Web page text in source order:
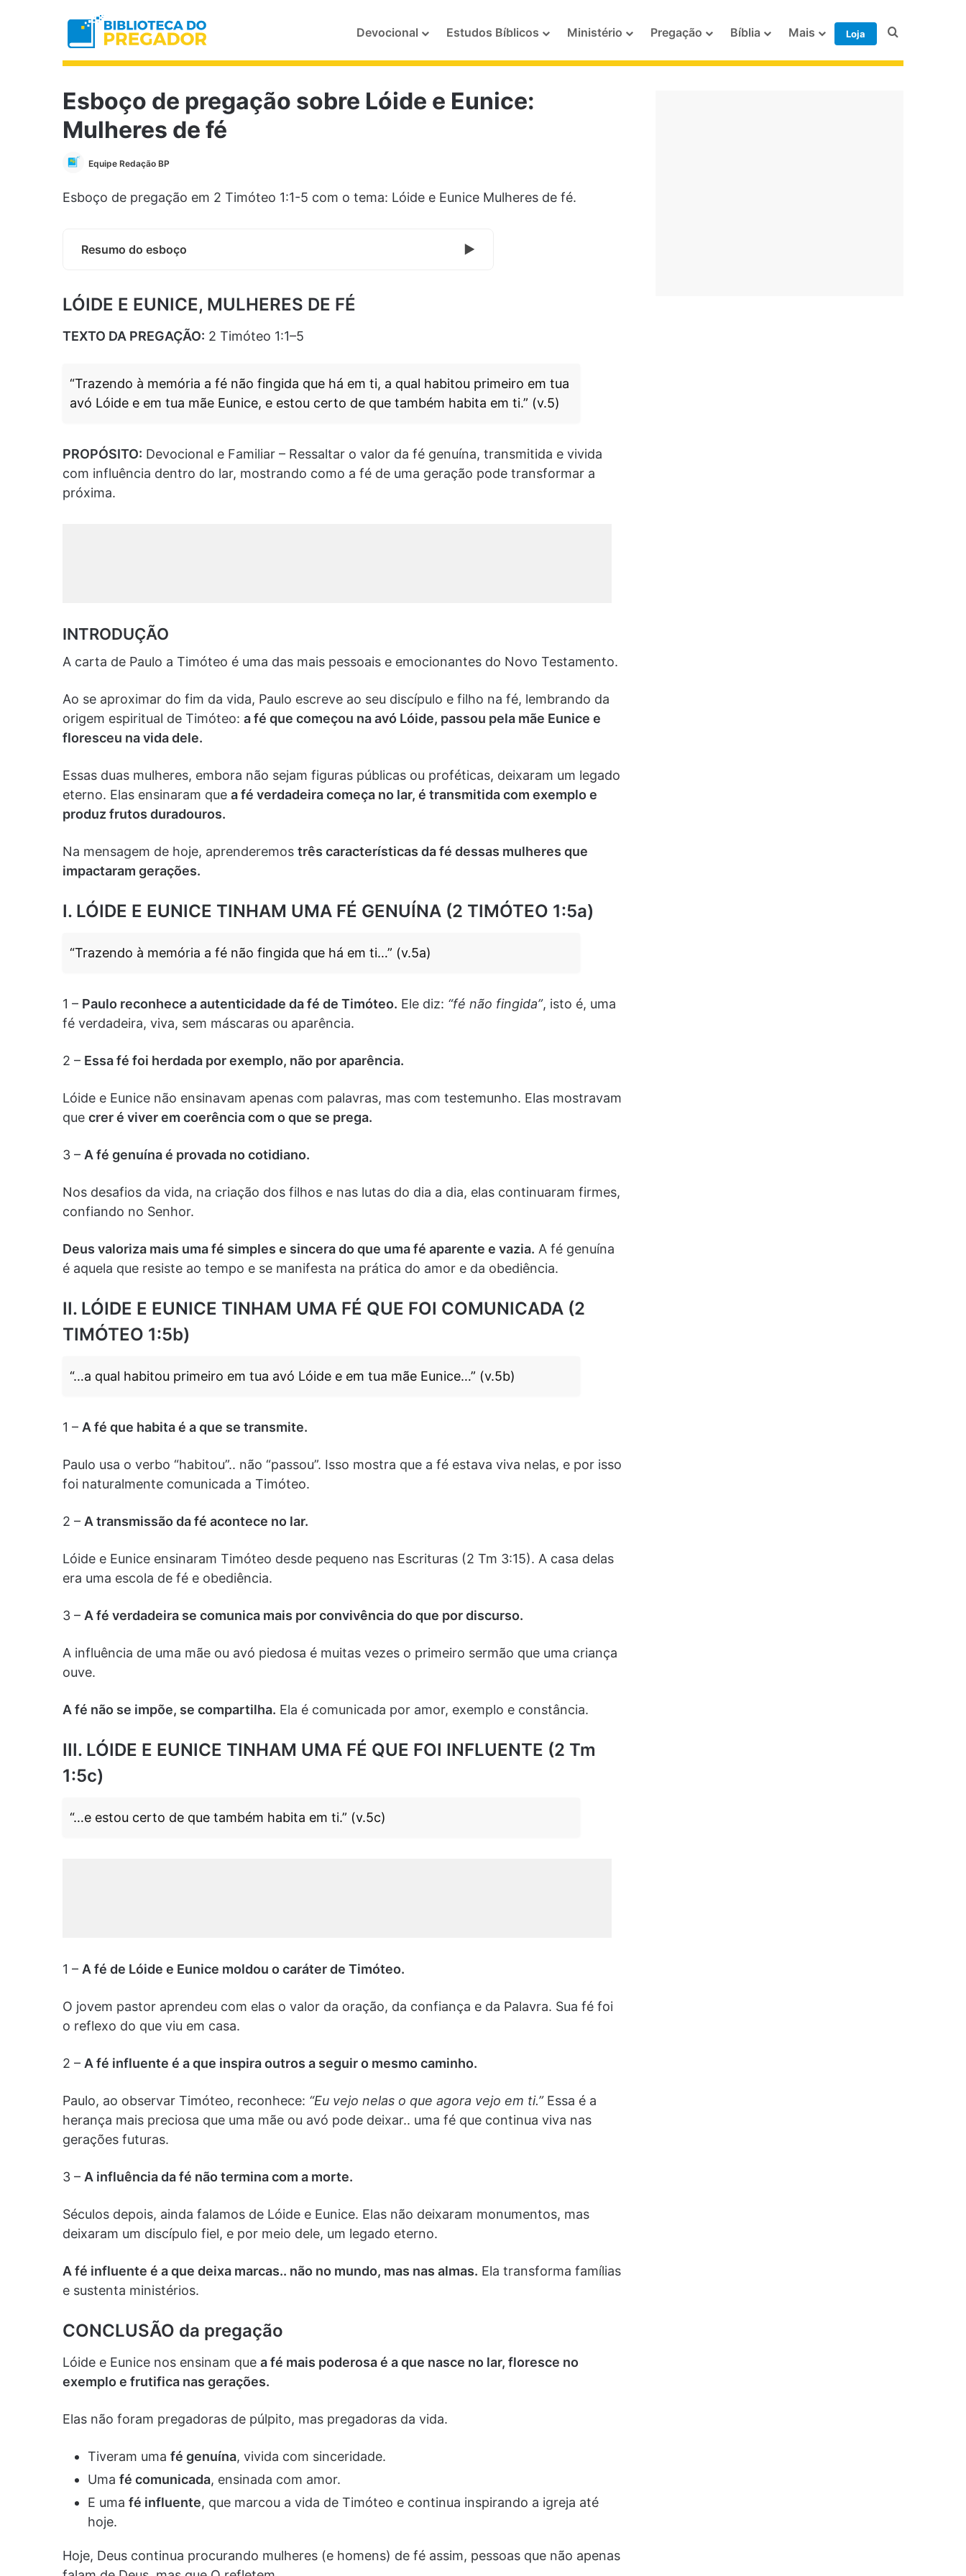
Devocional Estudos Bíblicos Ministério Pregação Bíblia Mais Loja Procurar por
Esboço de pregação sobre Lóide e Eunice:
Mulheres de fé
Equipe Redação BP
Esboço de pregação em 2 Timóteo 1:1-5 com o tema: Lóide e Eunice Mulheres de fé.
Resumo do esboço
LÓIDE E EUNICE, MULHERES DE FÉ
TEXTO DA PREGAÇÃO: 2 Timóteo 1:1–5
“Trazendo à memória a fé não fingida que há em ti, a qual habitou primeiro em tua
avó Lóide e em tua mãe Eunice, e estou certo de que também habita em ti.” (v.5)
PROPÓSITO: Devocional e Familiar – Ressaltar o valor da fé genuína, transmitida e vivida
com influência dentro do lar, mostrando como a fé de uma geração pode transformar a
próxima.
INTRODUÇÃO
A carta de Paulo a Timóteo é uma das mais pessoais e emocionantes do Novo Testamento.
Ao se aproximar do fim da vida, Paulo escreve ao seu discípulo e filho na fé, lembrando da
origem espiritual de Timóteo: a fé que começou na avó Lóide, passou pela mãe Eunice e
floresceu na vida dele.
Essas duas mulheres, embora não sejam figuras públicas ou proféticas, deixaram um legado
eterno. Elas ensinaram que a fé verdadeira começa no lar, é transmitida com exemplo e
produz frutos duradouros.
Na mensagem de hoje, aprenderemos três características da fé dessas mulheres que
impactaram gerações.
I. LÓIDE E EUNICE TINHAM UMA FÉ GENUÍNA (2 TIMÓTEO 1:5a)
“Trazendo à memória a fé não fingida que há em ti…” (v.5a)
1 – Paulo reconhece a autenticidade da fé de Timóteo. Ele diz: “fé não fingida”, isto é, uma
fé verdadeira, viva, sem máscaras ou aparência.
2 – Essa fé foi herdada por exemplo, não por aparência.
Lóide e Eunice não ensinavam apenas com palavras, mas com testemunho. Elas mostravam
que crer é viver em coerência com o que se prega.
3 – A fé genuína é provada no cotidiano.
Nos desafios da vida, na criação dos filhos e nas lutas do dia a dia, elas continuaram firmes,
confiando no Senhor.
Deus valoriza mais uma fé simples e sincera do que uma fé aparente e vazia. A fé genuína
é aquela que resiste ao tempo e se manifesta na prática do amor e da obediência.
II. LÓIDE E EUNICE TINHAM UMA FÉ QUE FOI COMUNICADA (2
TIMÓTEO 1:5b)
“…a qual habitou primeiro em tua avó Lóide e em tua mãe Eunice…” (v.5b)
1 – A fé que habita é a que se transmite.
Paulo usa o verbo “habitou”.. não “passou”. Isso mostra que a fé estava viva nelas, e por isso
foi naturalmente comunicada a Timóteo.
2 – A transmissão da fé acontece no lar.
Lóide e Eunice ensinaram Timóteo desde pequeno nas Escrituras (2 Tm 3:15). A casa delas
era uma escola de fé e obediência.
3 – A fé verdadeira se comunica mais por convivência do que por discurso.
A influência de uma mãe ou avó piedosa é muitas vezes o primeiro sermão que uma criança
ouve.
A fé não se impõe, se compartilha. Ela é comunicada por amor, exemplo e constância.
III. LÓIDE E EUNICE TINHAM UMA FÉ QUE FOI INFLUENTE (2 Tm
1:5c)
“…e estou certo de que também habita em ti.” (v.5c)
1 – A fé de Lóide e Eunice moldou o caráter de Timóteo.
O jovem pastor aprendeu com elas o valor da oração, da confiança e da Palavra. Sua fé foi
o reflexo do que viu em casa.
2 – A fé influente é a que inspira outros a seguir o mesmo caminho.
Paulo, ao observar Timóteo, reconhece: “Eu vejo nelas o que agora vejo em ti.” Essa é a
herança mais preciosa que uma mãe ou avó pode deixar.. uma fé que continua viva nas
gerações futuras.
3 – A influência da fé não termina com a morte.
Séculos depois, ainda falamos de Lóide e Eunice. Elas não deixaram monumentos, mas
deixaram um discípulo fiel, e por meio dele, um legado eterno.
A fé influente é a que deixa marcas.. não no mundo, mas nas almas. Ela transforma famílias
e sustenta ministérios.
CONCLUSÃO da pregação
Lóide e Eunice nos ensinam que a fé mais poderosa é a que nasce no lar, floresce no
exemplo e frutifica nas gerações.
Elas não foram pregadoras de púlpito, mas pregadoras da vida.
Tiveram uma fé genuína, vivida com sinceridade.
Uma fé comunicada, ensinada com amor.
E uma fé influente, que marcou a vida de Timóteo e continua inspirando a igreja até
hoje.
Hoje, Deus continua procurando mulheres (e homens) de fé assim, pessoas que não apenas